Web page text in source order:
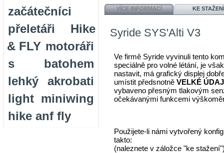
začátečníci
přeletáři
Hike
& FLY motoráři
s batohem
lehký
akrobati
light miniwing
hike anf fly
VÍCE INFORMACÍ KE
Syride SYS'Alti V3
Ve firmě Syride vyvinuli tento
speciálně pro volné létání, je
nastavit, má grafický displej
umístit předsnotněVELKÉ
vybaveno přesným tlakovým
očekávanými funkcemi
Použijete-li námi vytvořený
takto:
(naleznete v záložce "ke